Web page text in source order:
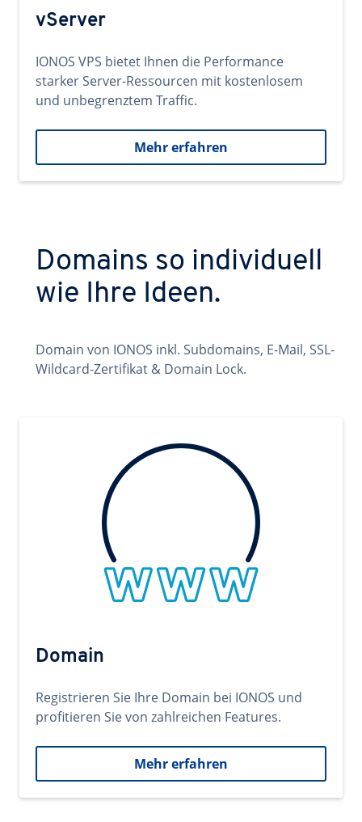
vServer
IONOS VPS bietet Ihnen die Performance
starker Server-Ressourcen mit kostenlosem
und unbegrenztem Traffic.
Mehr erfahren
Domains so individuell
wie Ihre Ideen.
Domain von IONOS inkl. Subdomains, E-Mail, SSL-
Wildcard-Zertifikat & Domain Lock.
Domain
Registrieren Sie Ihre Domain bei IONOS und
profitieren Sie von zahlreichen Features.
Mehr erfahren